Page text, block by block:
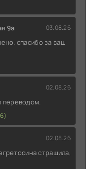
9а 03.08.26
спасибо за ваш
02.08.26
переводом.
02.08.26
страшила,